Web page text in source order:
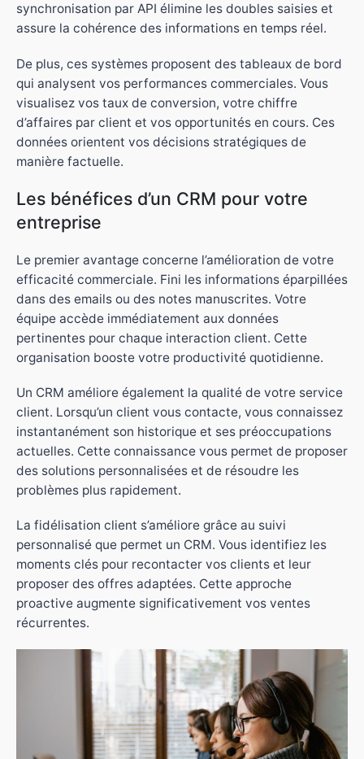
synchronisation par API élimine les doubles saisies et
assure la cohérence des informations en temps réel.
De plus, ces systèmes proposent des tableaux de bord
qui analysent vos performances commerciales. Vous
visualisez vos taux de conversion, votre chiffre
d’affaires par client et vos opportunités en cours. Ces
données orientent vos décisions stratégiques de
manière factuelle.
Les bénéfices d’un CRM pour votre
entreprise
Le premier avantage concerne l’amélioration de votre
efficacité commerciale. Fini les informations éparpillées
dans des emails ou des notes manuscrites. Votre
équipe accède immédiatement aux données
pertinentes pour chaque interaction client. Cette
organisation booste votre productivité quotidienne.
Un CRM améliore également la qualité de votre service
client. Lorsqu’un client vous contacte, vous connaissez
instantanément son historique et ses préoccupations
actuelles. Cette connaissance vous permet de proposer
des solutions personnalisées et de résoudre les
problèmes plus rapidement.
La fidélisation client s’améliore grâce au suivi
personnalisé que permet un CRM. Vous identifiez les
moments clés pour recontacter vos clients et leur
proposer des offres adaptées. Cette approche
proactive augmente significativement vos ventes
récurrentes.